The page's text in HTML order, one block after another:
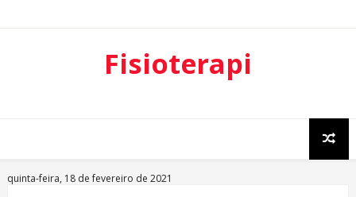
Fisioterapi
onal
quinta-feira, 18 de fevereiro de 2021